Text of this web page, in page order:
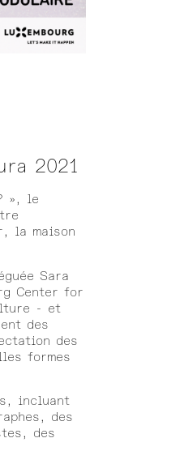
2021
», le
la maison
Sara
Center for
- et
des
des
formes
incluant
des
des